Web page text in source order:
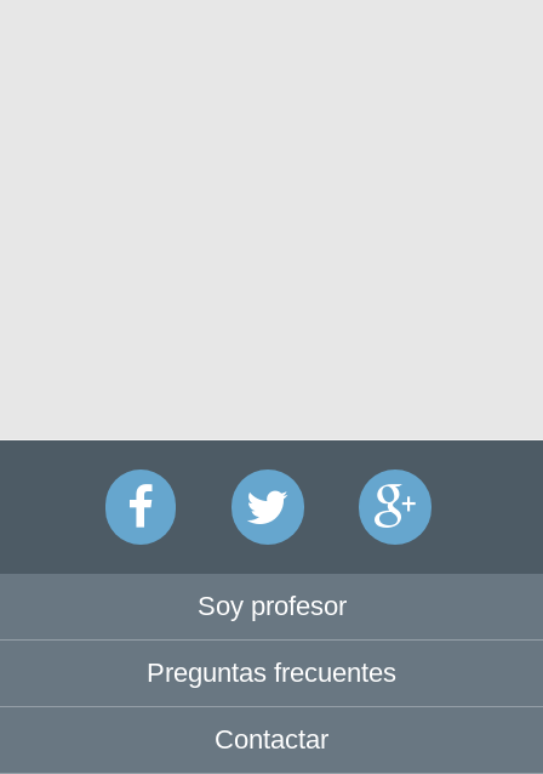
Soy profesor
Preguntas frecuentes
Contactar